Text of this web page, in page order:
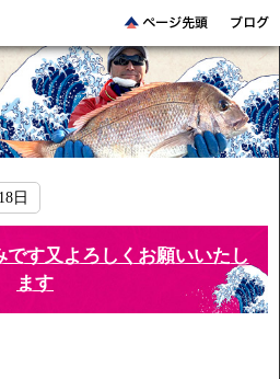
日
す又よろしくお願いいたし
ます